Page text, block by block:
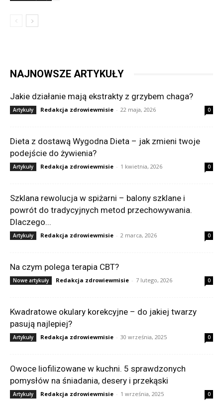
NAJNOWSZE ARTYKUŁY
Jakie działanie mają ekstrakty z grzybem chaga?
Artykuły Redakcja zdrowiewmisie - 22 maja, 2026 0
Dieta z dostawą Wygodna Dieta – jak zmieni twoje
podejście do żywienia?
Artykuły Redakcja zdrowiewmisie - 1 kwietnia, 2026 0
Szklana rewolucja w spiżarni – balony szklane i
powrót do tradycyjnych metod przechowywania.
Dlaczego...
Artykuły Redakcja zdrowiewmisie - 2 marca, 2026 0
Na czym polega terapia CBT?
Nowe artykuły Redakcja zdrowiewmisie - 7 lutego, 2026 0
Kwadratowe okulary korekcyjne – do jakiej twarzy
pasują najlepiej?
Artykuły Redakcja zdrowiewmisie - 30 września, 2025 0
Owoce liofilizowane w kuchni. 5 sprawdzonych
pomysłów na śniadania, desery i przekąski
Artykuły Redakcja zdrowiewmisie - 1 września, 2025 0